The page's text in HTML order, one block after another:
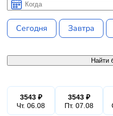
Когда
Сегодня Завтра
Найти
3543 ₽
Чт. 06.08
3543 ₽
Пт. 07.08